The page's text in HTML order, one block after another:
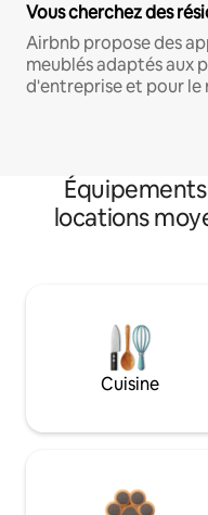
Vous cherchez des
Airbnb propose des
meublés adaptés aux
d'entreprise et pour le
locations
Cuisine